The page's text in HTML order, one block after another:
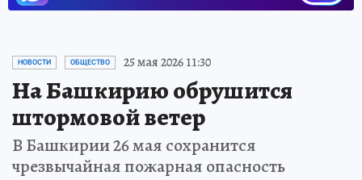
НОВОСТИ ОБЩЕСТВО 25 мая 2026 11:30
На Башкирию обрушится
штормовой ветер
В Башкирии 26 мая сохранится
чрезвычайная пожарная опасность